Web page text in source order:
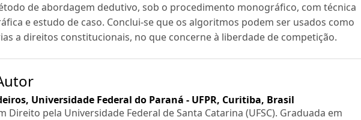
de abordagem dedutivo, sob o procedimento monográfico, com técnica
e estudo de caso. Conclui-se que os algoritmos podem ser usados como
a direitos constitucionais, no que concerne à liberdade de competição.
Universidade Federal do Paraná - UFPR, Curitiba, Brasil
Direito pela Universidade Federal de Santa Catarina (UFSC). Graduada em